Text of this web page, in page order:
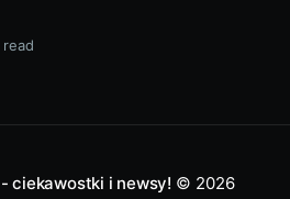
klucz do tworzenia
przedstawiam porady, jak
fotograficznego zależy od
read
ciekawostki i newsy! © 2026